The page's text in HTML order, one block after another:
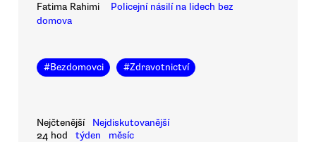
Fatima Rahimi
Policejní násilí na lidech bez
domova
#Bezdomovci #Zdravotnictví
Nejčtenější
Nejdiskutovanější
24 hod
týden měsíc